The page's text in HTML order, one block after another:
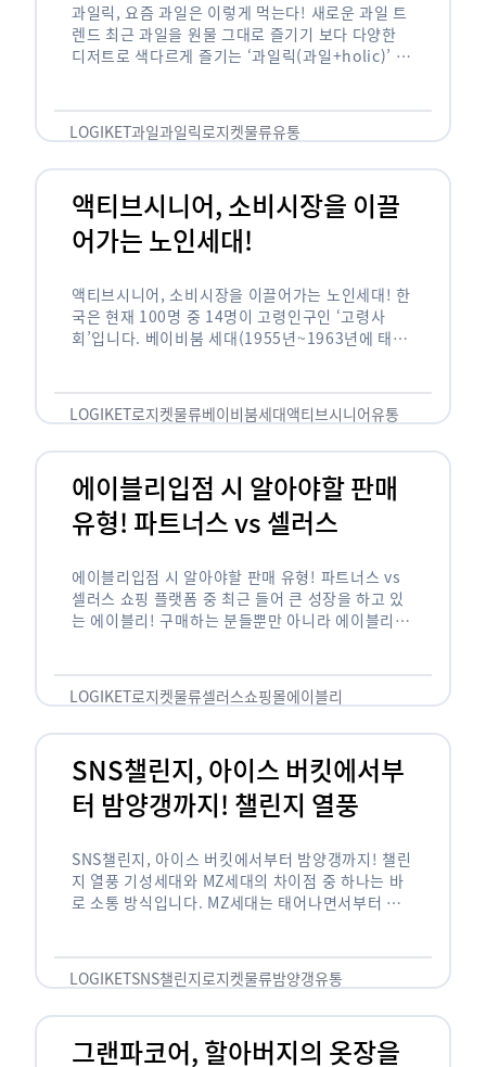
과일릭, 요즘 과일은 이렇게 먹는다! 새로운 과일 트
렌드 최근 과일을 원물 그대로 즐기기 보다 다양한
디저트로 색다르게 즐기는 ‘과일릭(과일+holic)’ 트
…
LOGIKET과일과일릭로지켓물류유통
액티브시니어, 소비시장을 이끌
어가는 노인세대!
액티브시니어, 소비시장을 이끌어가는 노인세대! 한
국은 현재 100명 중 14명이 고령인구인 ‘고령사
회’입니다. 베이비붐 세대(1955년~1963년에 태어
오고 있습니다. 하지만 사회가 늙어가는 …
LOGIKET로지켓물류베이비붐세대액티브시니어유통
에이블리입점 시 알아야할 판매
유형! 파트너스 vs 셀러스
에이블리입점 시 알아야할 판매 유형! 파트너스 vs
셀러스 쇼핑 플랫폼 중 최근 들어 큰 성장을 하고 있
는 에이블리! 구매하는 분들뿐만 아니라 에이블리에
LOGIKET로지켓물류셀러스쇼핑몰에이블리
SNS챌린지, 아이스 버킷에서부
터 밤양갱까지! 챌린지 열풍
SNS챌린지, 아이스 버킷에서부터 밤양갱까지! 챌린
지 열풍 기성세대와 MZ세대의 차이점 중 하나는 바
로 소통 방식입니다. MZ세대는 태어나면서부터 디
도 능숙한 …
LOGIKETSNS챌린지로지켓물류밤양갱유통
그랜파코어, 할아버지의 옷장을